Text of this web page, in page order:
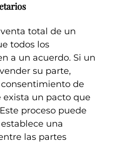
total de un
todos los
a un acuerdo. Si un
su parte,
de
exista un pacto que
proceso puede
una
las partes